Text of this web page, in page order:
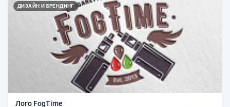
ДИЗАЙН И БРЕНДИНГ
Лого FogTime